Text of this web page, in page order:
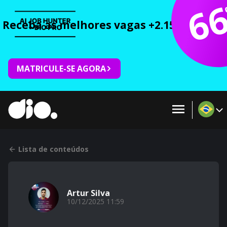
Receba as melhores vagas +2.150 cursos
MATRICULE-SE AGORA
Lista de conteúdos
Artur Silva
10/12/2025 11:59